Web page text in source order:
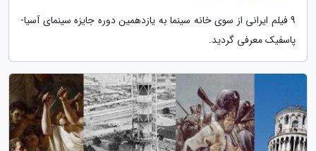
9 فیلم ایرانی از سوی خانه سینما به یازدهمین دوره جایزه سینمای آسیا-
پاسفیک معرفی گردید.